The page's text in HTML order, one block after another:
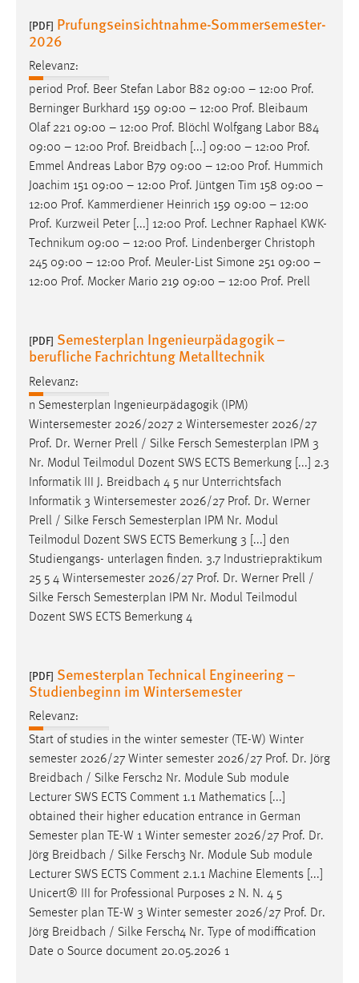
[PDF] Prufungseinsichtnahme-Sommersemester-
2026
Relevanz:
period Prof. Beer Stefan Labor B82 09:00 – 12:00 Prof.
Berninger Burkhard 159 09:00 – 12:00 Prof. Bleibaum
Olaf 221 09:00 – 12:00 Prof. Blöchl Wolfgang Labor B84
09:00 – 12:00 Prof. Breidbach [...] 09:00 – 12:00 Prof.
Emmel Andreas Labor B79 09:00 – 12:00 Prof. Hummich
Joachim 151 09:00 – 12:00 Prof. Jüntgen Tim 158 09:00 –
12:00 Prof. Kammerdiener Heinrich 159 09:00 – 12:00
Prof. Kurzweil Peter [...] 12:00 Prof. Lechner Raphael KWK-
Technikum 09:00 – 12:00 Prof. Lindenberger Christoph
245 09:00 – 12:00 Prof. Meuler-List Simone 251 09:00 –
12:00 Prof. Mocker Mario 219 09:00 – 12:00 Prof. Prell
[PDF] Semesterplan Ingenieurpädagogik –
berufliche Fachrichtung Metalltechnik
Relevanz:
n Semesterplan Ingenieurpädagogik (IPM)
Wintersemester 2026/2027 2 Wintersemester 2026/27
Prof. Dr. Werner Prell / Silke Fersch Semesterplan IPM 3
Nr. Modul Teilmodul Dozent SWS ECTS Bemerkung [...] 2.3
Informatik III J. Breidbach 4 5 nur Unterrichtsfach
Informatik 3 Wintersemester 2026/27 Prof. Dr. Werner
Prell / Silke Fersch Semesterplan IPM Nr. Modul
Teilmodul Dozent SWS ECTS Bemerkung 3 [...] den
Studiengangs- unterlagen finden. 3.7 Industriepraktikum
25 5 4 Wintersemester 2026/27 Prof. Dr. Werner Prell /
Silke Fersch Semesterplan IPM Nr. Modul Teilmodul
Dozent SWS ECTS Bemerkung 4
[PDF] Semesterplan Technical Engineering –
Studienbeginn im Wintersemester
Relevanz:
Start of studies in the winter semester (TE-W) Winter
semester 2026/27 Winter semester 2026/27 Prof. Dr. Jörg
Breidbach / Silke Fersch2 Nr. Module Sub module
Lecturer SWS ECTS Comment 1.1 Mathematics [...]
obtained their higher education entrance in German
Semester plan TE-W 1 Winter semester 2026/27 Prof. Dr.
Jörg Breidbach / Silke Fersch3 Nr. Module Sub module
Lecturer SWS ECTS Comment 2.1.1 Machine Elements [...]
Unicert® III for Professional Purposes 2 N. N. 4 5
Semester plan TE-W 3 Winter semester 2026/27 Prof. Dr.
Jörg Breidbach / Silke Fersch4 Nr. Type of modiffication
Date 0 Source document 20.05.2026 1